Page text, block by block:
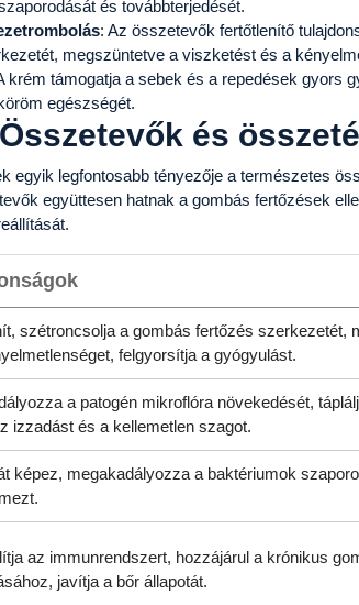
és továbbterjedését.
: Az összetevők fertőtlenítő
megszüntetve a viszketést és a
krém támogatja a sebek és a repedések gyors
egészségét.
és
egyik legfontosabb tényezője a természetes
együttesen hatnak a gombás fertőzések
szétroncsolja a gombás fertőzés szerkezetét,
felgyorsítja a gyógyulást.
a patogén mikroflóra növekedését,
izzadást és a kellemetlen szagot.
képez, megakadályozza a baktériumok
az immunrendszert, hozzájárul a krónikus
javítja a bőr állapotát.